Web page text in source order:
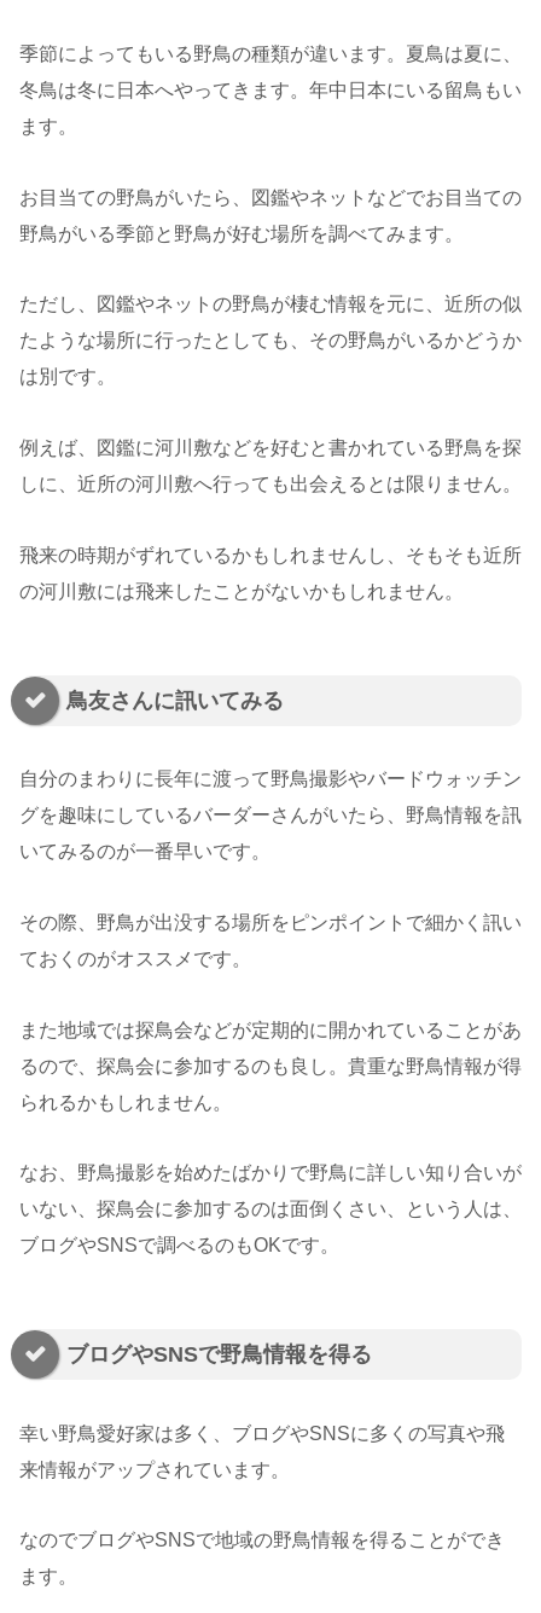
季節によってもいる野鳥の種類が違います。夏鳥は夏に、
冬鳥は冬に日本へやってきます。年中日本にいる留鳥もい
ます。
お目当ての野鳥がいたら、図鑑やネットなどでお目当ての
野鳥がいる季節と野鳥が好む場所を調べてみます。
ただし、図鑑やネットの野鳥が棲む情報を元に、近所の似
たような場所に行ったとしても、その野鳥がいるかどうか
は別です。
例えば、図鑑に河川敷などを好むと書かれている野鳥を探
しに、近所の河川敷へ行っても出会えるとは限りません。
飛来の時期がずれているかもしれませんし、そもそも近所
の河川敷には飛来したことがないかもしれません。
鳥友さんに訊いてみる
自分のまわりに長年に渡って野鳥撮影やバードウォッチン
グを趣味にしているバーダーさんがいたら、野鳥情報を訊
いてみるのが一番早いです。
その際、野鳥が出没する場所をピンポイントで細かく訊い
ておくのがオススメです。
また地域では探鳥会などが定期的に開かれていることがあ
るので、探鳥会に参加するのも良し。貴重な野鳥情報が得
られるかもしれません。
なお、野鳥撮影を始めたばかりで野鳥に詳しい知り合いが
いない、探鳥会に参加するのは面倒くさい、という人は、
ブログやSNSで調べるのもOKです。
ブログやSNSで野鳥情報を得る
幸い野鳥愛好家は多く、ブログやSNSに多くの写真や飛
来情報がアップされています。
なのでブログやSNSで地域の野鳥情報を得ることができ
ます。